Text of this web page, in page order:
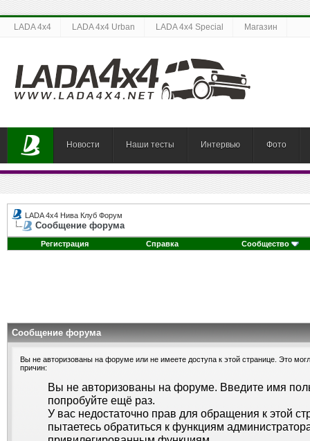
LADA 4x4 LADA 4x4 Urban LADA 4x4 Special Магазин
Новости Наши тесты Интервью Фото
LADA 4x4 Нива Клуб Форум
Сообщение форума
Регистрация Справка Сообщество
Сообщение форума
Вы не авторизованы на форуме или не имеете доступа к этой странице. Это
причин:
Вы не авторизованы на форуме. Введите имя
попробуйте ещё раз.
У вас недостаточно прав для обращения к этой
пытаетесь обратиться к функциям